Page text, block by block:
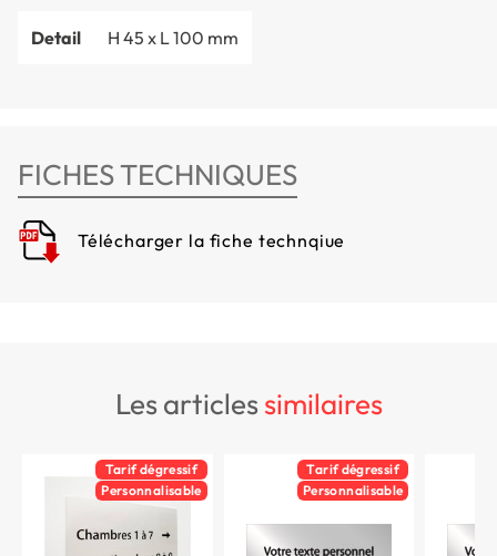
Detail H 45 x L 100 mm
FICHES TECHNIQUES
Télécharger la fiche technqiue
les articlessimilaires
Tarif dégressif
Personnalisable
Tarif dégressif
Personnalisable